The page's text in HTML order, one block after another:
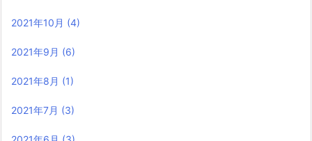
2021年10月 (4)
2021年9月 (6)
2021年8月 (1)
2021年7月 (3)